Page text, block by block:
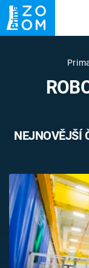
ZRÁDCI
Témata
Pořady
TV Program
NEJNOVĚJŠÍ